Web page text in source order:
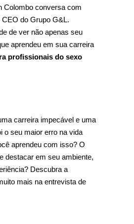
Colombo conversa com
do Grupo G&L.
de ver não apenas seu
aprendeu em sua carreira
profissionais do sexo
carreira impecável e uma
o seu maior erro na vida
aprendeu com isso? O
destacar em seu ambiente,
Descubra a
mais na entrevista de